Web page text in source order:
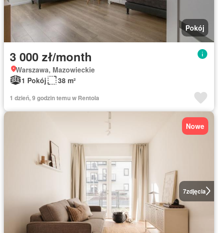
Pokój
3 000 zł/month
Warszawa, Mazowieckie
1 Pokój
38 m²
1 dzień, 9 godzin temu w Rentola
7zdjęcia
Nowe